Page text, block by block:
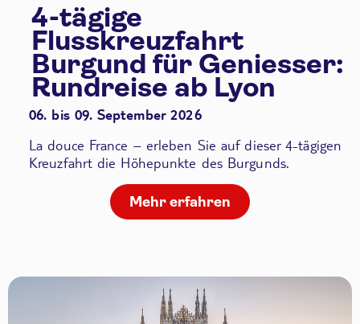
4-tägige
Flusskreuzfahrt
Burgund für Geniesser:
Rundreise ab Lyon
06. bis 09. September 2026
La douce France – erleben Sie auf dieser 4-tägigen
Kreuzfahrt die Höhepunkte des Burgunds.
Mehr erfahren